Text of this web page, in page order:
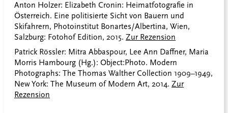
Anton Holzer: Elizabeth Cronin: Heimatfotografie in
Österreich. Eine politisierte Sicht von Bauern und
Skifahrern, Photoinstitut Bonartes/Albertina, Wien,
Salzburg: Fotohof Edition, 2015. Zur Rezension
Patrick Rössler: Mitra Abbaspour, Lee Ann Daffner, Maria
Morris Hambourg (Hg.): Object:Photo. Modern
Photographs: The Thomas Walther Collection 1909–1949,
New York: The Museum of Modern Art, 2014. Zur
Rezension